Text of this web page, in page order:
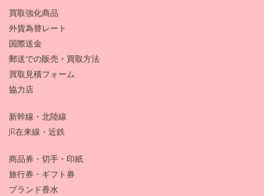
買取強化商品
外貨為替レート
国際送金
郵送での販売・買取方法
買取見積フォーム
協力店
新幹線・北陸線
JR在来線・近鉄
商品券・切手・印紙
旅行券・ギフト券
ブランド香水